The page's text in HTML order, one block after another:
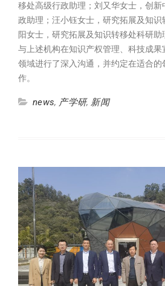
移处高级行政助理；刘又华女士，创
政助理；汪小钰女士，研究拓展及知
阳女士，研究拓展及知识转移处科研助
与上述机构在知识产权管理、科技成
领域进行了深入沟通，并约定在适合
作。
news, 产学研, 新闻